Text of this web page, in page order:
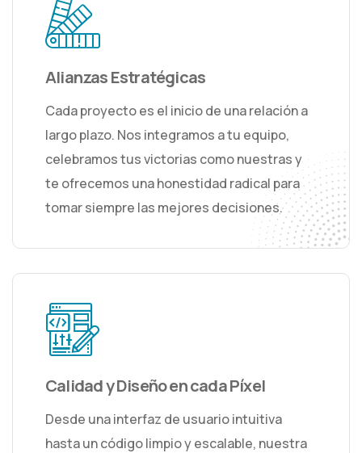
Alianzas Estratégicas
Cada proyecto es el inicio de una relación a
largo plazo. Nos integramos a tu equipo,
celebramos tus victorias como nuestras y
te ofrecemos una honestidad radical para
tomar siempre las mejores decisiones.
Calidad y Diseño en cada Píxel
Desde una interfaz de usuario intuitiva
hasta un código limpio y escalable, nuestra